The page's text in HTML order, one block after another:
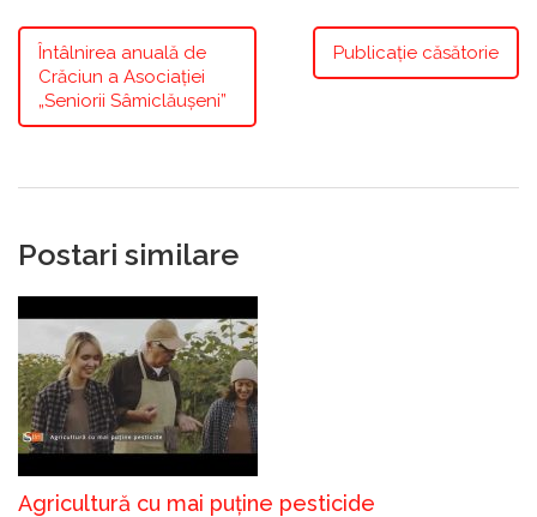
Întâlnirea anuală de
Crăciun a Asociației
„Seniorii Sâmiclăușeni”
Publicație căsătorie
Postari similare
Agricultură cu mai puține pesticide